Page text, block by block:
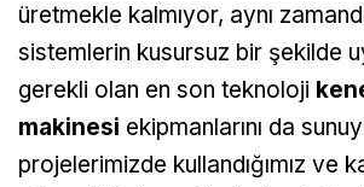
üretmekle kalmıyor, aynı
sistemlerin kusursuz bir şekilde
gerekli olan en son teknoloji
makinesi ekipmanlarını da
projelerimizde kullandığımız ve